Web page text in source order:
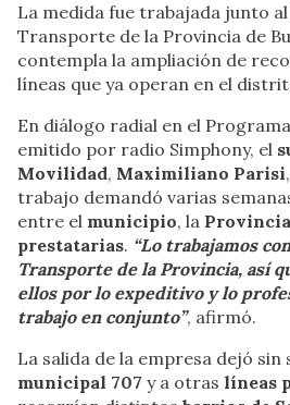
La medida fue trabajada junto
Transporte de la Provincia de
contempla la ampliación de
líneas que ya operan en el
En diálogo radial en el
emitido por radio Simphony, el
Movilidad, Maximiliano Parisi
trabajo demandó varias
entre el municipio, la Provincia
prestatarias. “Lo trabajamos
Transporte de la Provincia, así
ellos por lo expeditivo y lo
trabajo en conjunto”, afirmó.
La salida de la empresa dejó sin
municipal 707 y a otras líneas